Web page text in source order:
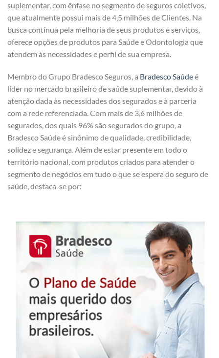
suplementar, com ênfase no segmento de seguros coletivos,
que atualmente possui mais de 4,5 milhões de Clientes. Na
busca contínua pela melhoria de seus produtos e serviços,
oferece opções de produtos para Saúde e Odontologia que
atendem às necessidades e perfil de sua empresa.
Membro do Grupo Bradesco Seguros, a Bradesco Saúdeé
líder no mercado brasileiro de saúde suplementar, devido à
atenção dada às necessidades dos segurados e à parceria
com a rede referenciada. Com mais de 3,6 milhões de
segurados, dos quais 96% são segurados do grupo, a
Bradesco Saúde é sinônimo de qualidade, credibilidade,
solidez e segurança. Além de estar presente em todo o
território nacional, com produtos criados para atender o
segmento de negócios em tudo o que se espera do seguro de
saúde, destaca-se por: